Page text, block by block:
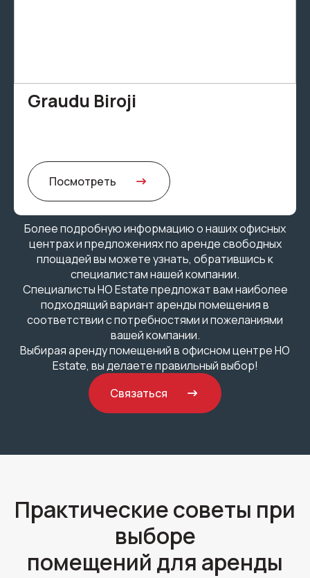
Graudu Biroji
Посмотреть
Более подробную информацию о наших офисных
центрах и предложениях по аренде свободных
площадей вы можете узнать, обратившись к
специалистам нашей компании.
Специалисты HO Estate предложат вам наиболее
подходящий вариант аренды помещения в
соответствии с потребностями и пожеланиями
вашей компании.
Выбирая аренду помещений в офисном центре HO
Estate, вы делаете правильный выбор!
Связаться
Практические советы при
выборе
помещений для аренды